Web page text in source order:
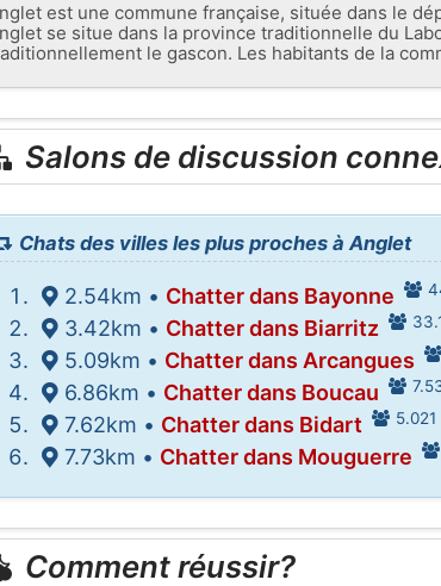
est une commune française, située dans le
se situe dans la province traditionnelle du
le gascon. Les habitants de la
Salons de discussion
Chats des villes les plus proches à Anglet
2.54km • Chatter dans Bayonne
3.42km • Chatter dans Biarritz
5.09km • Chatter dans Arcangues
6.86km • Chatter dans Boucau
7.62km • Chatter dans Bidart 5.021
7.73km • Chatter dans Mouguerre
Comment réussir?